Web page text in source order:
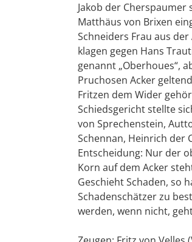
Jakob der
Matthäus von Brixen
Schneiders Frau aus
klagen gegen Hans
genannt „Oberhoues“,
Pruchosen Acker
Fritzen dem Wider
Schiedsgericht stellte
von Sprechenstein,
Schennan, Heinrich der
Entscheidung: Nur der
Korn auf dem Acker
Geschieht Schaden, so
Schadenschätzer zu
werden, wenn nicht,